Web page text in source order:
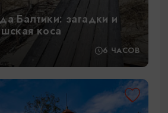
Балтики: загадки и
коса
6 ЧАСОВ